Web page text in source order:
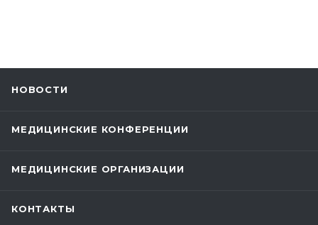
НОВОСТИ
МЕДИЦИНСКИЕ КОНФЕРЕНЦИИ
МЕДИЦИНСКИЕ ОРГАНИЗАЦИИ
КОНТАКТЫ